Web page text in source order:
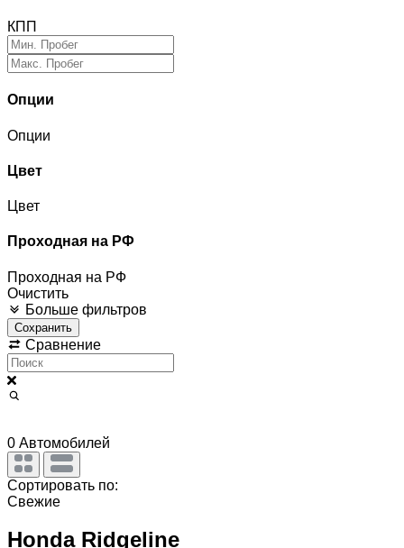
КПП
Опции
Опции
Цвет
Цвет
Проходная на РФ
Проходная на РФ
Очистить
Больше фильтров
Сохранить
Сравнение
0 Автомобилей
Сортировать по:
Свежие
Honda Ridgeline